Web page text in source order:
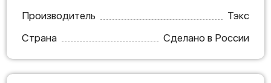
Производитель
Тэкс
Страна
Сделано в России